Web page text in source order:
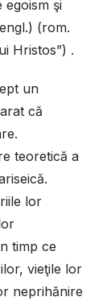
şi
(rom.
Hristos”) .
un
că
teoretică a
lor
timp ce
vieţile lor
neprihănire